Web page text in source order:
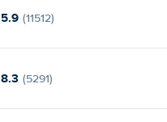
5.9 (11512)
8.3 (5291)